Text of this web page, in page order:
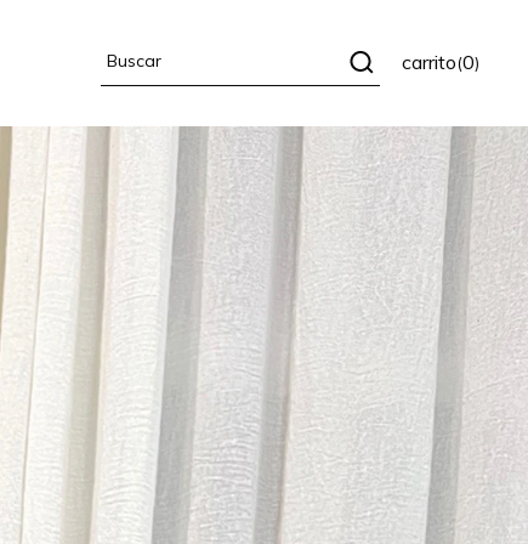
carrito(0)